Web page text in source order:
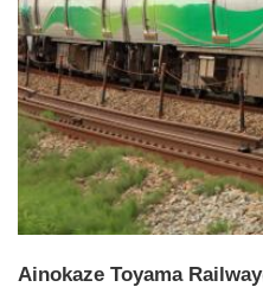
Ainokaze Toyama